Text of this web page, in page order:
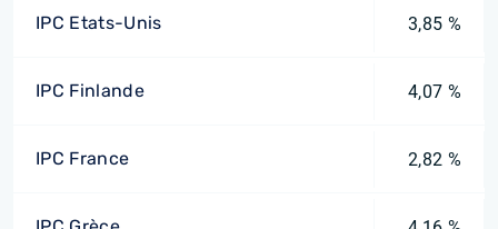
IPC Etats-Unis 3,85 %
IPC Finlande 4,07 %
IPC France 2,82 %